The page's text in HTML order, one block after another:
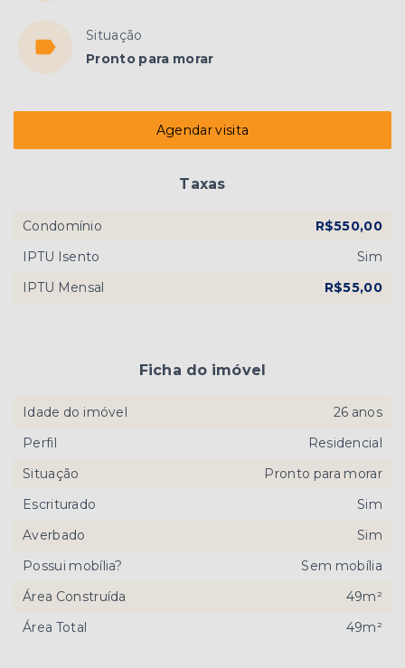
Situação
Pronto para morar
Agendar visita
Taxas
Condomínio
R$550,00
IPTU Isento
Sim
IPTU Mensal
R$55,00
Ficha do imóvel
Idade do imóvel
26 anos
Perfil
Residencial
Situação
Pronto para morar
Escriturado
Sim
Averbado
Sim
Possui mobília?
Sem mobília
Área Construída
49m²
Área Total
49m²